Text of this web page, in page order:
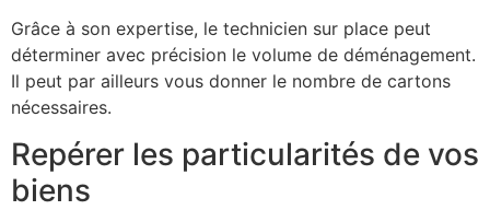
Grâce à son expertise, le technicien sur place peut
déterminer avec précision le volume de déménagement.
Il peut par ailleurs vous donner le nombre de cartons
nécessaires.
Repérer les particularités de vos
biens